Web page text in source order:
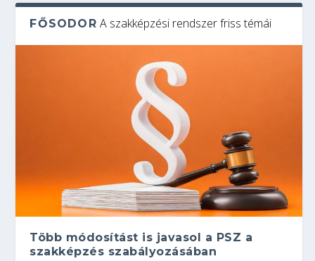
FŐSODOR A szakképzési rendszer friss témái
Több módosítást is javasol a PSZ a
szakképzés szabályozásában